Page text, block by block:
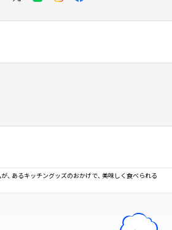
、 あるキッチングッズのおかげで、 美味しく食べられる